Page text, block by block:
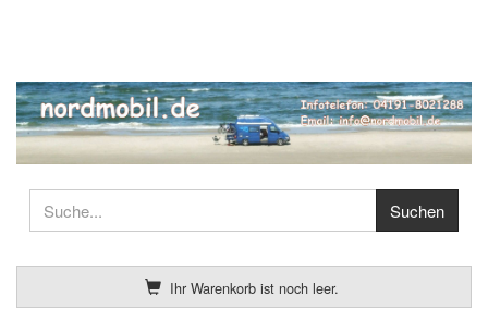
Ihr Warenkorb ist noch leer.